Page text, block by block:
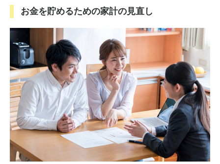
お金を貯めるための家計の見直し